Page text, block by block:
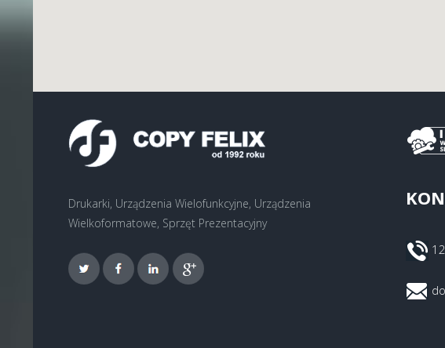
Drukarki, Urządzenia Wielofunkcyjne, Urządzenia
Wielkoformatowe, Sprzęt Prezentacyjny